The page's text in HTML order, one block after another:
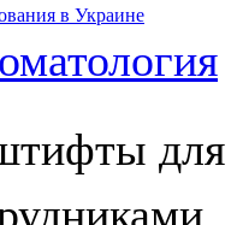
в Украине